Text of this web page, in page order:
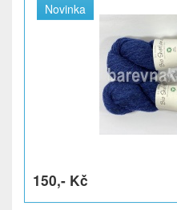
Novinka
150,- Kč